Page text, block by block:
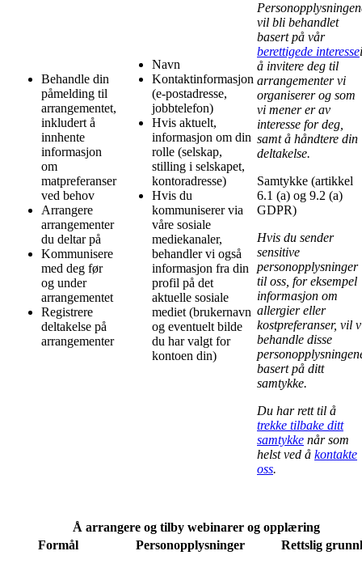
Behandle din
påmelding til
arrangementet,
inkludert å
innhente
informasjon
om
matpreferanser
ved behov
Arrangere
arrangementer
du deltar på
Kommunisere
med deg før
og under
arrangementet
Registrere
deltakelse på
arrangementer
Navn
Kontaktinformasjon
(e-postadresse,
jobbtelefon)
Hvis aktuelt,
informasjon om din
rolle (selskap,
stilling i selskapet,
kontoradresse)
Hvis du
kommuniserer via
våre sosiale
mediekanaler,
behandler vi også
informasjon fra din
profil på det
aktuelle sosiale
mediet (brukernavn
og eventuelt bilde
du har valgt for
kontoen din)
vil bli behandlet
basert på vår
berettigede interessei
å invitere deg til
arrangementer vi
organiserer og som
vi mener er av
interesse for deg,
samt å håndtere din
deltakelse.
Samtykke (artikkel
6.1 (a) og 9.2 (a)
GDPR)
Hvis du sender
sensitive
personopplysninger
til oss, for eksempel
informasjon om
allergier eller
kostpreferanser, vil
behandle disse
basert på ditt
samtykke.
Du har rett til å
trekke tilbake ditt
samtykke når som
helst ved å kontakte
oss.
Å arrangere og tilby webinarer og opplæring
Formål
Personopplysninger Rettslig